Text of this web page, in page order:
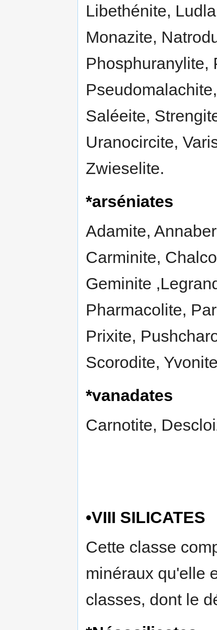
Libethénite,
Monazite,
Phosphuranylite,
Saléeite,
Uranocircite,
Zwieselite.
*arséniates
Adamite,
Carminite,
Geminite
Pharmacolite,
Prixite,
Scorodite,
*vanadates
Carnotite,
•VIII SILICATES
Cette classe
minéraux qu'elle
classes, dont le